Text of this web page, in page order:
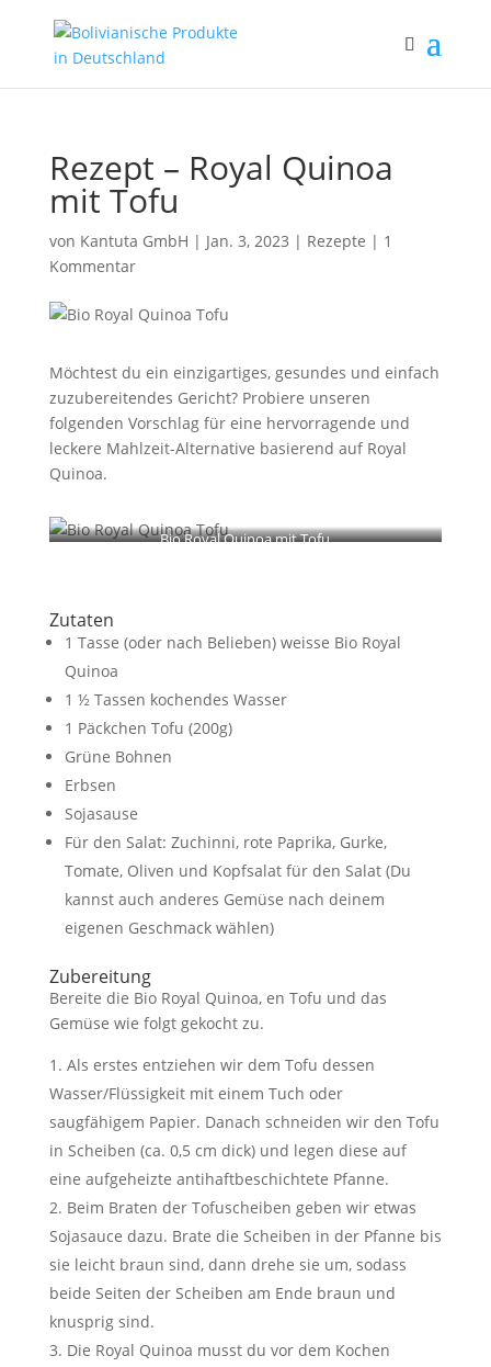
Rezept – Royal Quinoa
mit Tofu
von Kantuta GmbH | Jan. 3, 2023 | Rezepte | 1
Kommentar
Möchtest du ein einzigartiges, gesundes und einfach
zuzubereitendes Gericht? Probiere unseren
folgenden Vorschlag für eine hervorragende und
leckere Mahlzeit-Alternative basierend auf Royal
Quinoa.
Bio Royal Quinoa mit Tofu
Zutaten
1 Tasse (oder nach Belieben) weisse Bio Royal
Quinoa
1 ½ Tassen kochendes Wasser
1 Päckchen Tofu (200g)
Grüne Bohnen
Erbsen
Sojasause
Für den Salat: Zuchinni, rote Paprika, Gurke,
Tomate, Oliven und Kopfsalat für den Salat (Du
kannst auch anderes Gemüse nach deinem
eigenen Geschmack wählen)
Zubereitung
Bereite die Bio Royal Quinoa, en Tofu und das
Gemüse wie folgt gekocht zu.
Als erstes entziehen wir dem Tofu dessen
Wasser/Flüssigkeit mit einem Tuch oder
saugfähigem Papier. Danach schneiden wir den Tofu
in Scheiben (ca. 0,5 cm dick) und legen diese auf
eine aufgeheizte antihaftbeschichtete Pfanne.
Beim Braten der Tofuscheiben geben wir etwas
Sojasauce dazu. Brate die Scheiben in der Pfanne bis
sie leicht braun sind, dann drehe sie um, sodass
beide Seiten der Scheiben am Ende braun und
knusprig sind.
Die Royal Quinoa musst du vor dem Kochen